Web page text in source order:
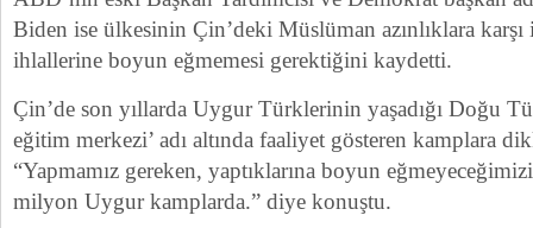
Biden ise ülkesinin Çin’deki Müslüman azınlıklara karşı
ihlallerine boyun eğmemesi gerektiğini kaydetti.
Çin’de son yıllarda Uygur Türklerinin yaşadığı Doğu
eğitim merkezi’ adı altında faaliyet gösteren kamplara
“Yapmamız gereken, yaptıklarına boyun
milyon Uygur kamplarda.” diye konuştu.